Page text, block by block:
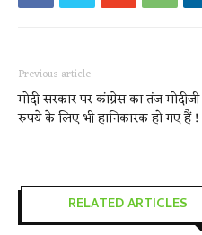
Previous article
मोदी सरकार पर कांग्रेस का तंज मोदीजी
रुपये के लिए भी हानिकारक हो गए हैं !
RELATED ARTICLES